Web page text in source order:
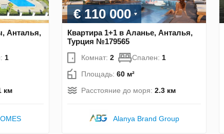
Анталья,
1
км
€ 110 000
Квартира 1+1 в Аланье, Анталья,
Турция №179565
Комнат: 2 Спален: 1
Площадь: 60 м²
Расстояние до моря: 2.3 км
Alanya Brand Group